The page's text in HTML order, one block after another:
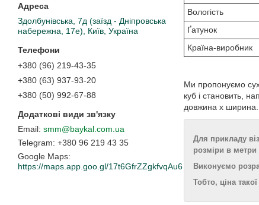
Здолбунівська, 7д (заїзд - Дніпровська
набережна, 17е), Київ, Україна
+380 (96) 219-43-35
+380 (63) 937-93-20
+380 (50) 992-67-88
smm@baykal.com.ua
+380 96 219 43 35
Google Maps
https://maps.app.goo.gl/17t6GfrZZgkfvqAu6
Вологість
Ґатунок
Країна-виробник
Ми пропонуємо
куб і становить,
довжина х ширина.
Для прикладу
розміри в
Виконуємо
Тобто, ціна